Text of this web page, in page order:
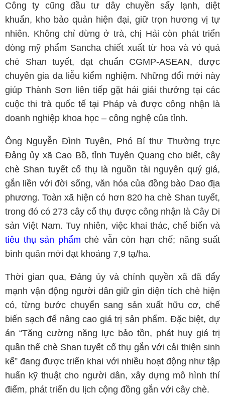
Công ty cũng đầu tư dây chuyền sấy lạnh, diệt
khuẩn, kho bảo quản hiện đại, giữ trọn hương vị tự
nhiên. Không chỉ dừng ở trà, chị Hải còn phát triển
dòng mỹ phẩm Sancha chiết xuất từ hoa và vỏ quả
chè Shan tuyết, đạt chuẩn CGMP-ASEAN, được
chuyên gia da liễu kiểm nghiệm. Những đổi mới này
giúp Thành Sơn liên tiếp gặt hái giải thưởng tại các
cuộc thi trà quốc tế tại Pháp và được công nhận là
doanh nghiệp khoa học – công nghệ của tỉnh.
Ông Nguyễn Đình Tuyên, Phó Bí thư Thường trực
Đảng ủy xã Cao Bồ, tỉnh Tuyên Quang cho biết, cây
chè Shan tuyết cổ thụ là nguồn tài nguyên quý giá,
gắn liền với đời sống, văn hóa của đồng bào Dao địa
phương. Toàn xã hiện có hơn 820 ha chè Shan tuyết,
trong đó có 273 cây cổ thụ được công nhận là Cây Di
sản Việt Nam. Tuy nhiên, việc khai thác, chế biến và
tiêu thụ sản phẩm chè vẫn còn hạn chế; năng suất
bình quân mới đạt khoảng 7,9 tạ/ha.
Thời gian qua, Đảng ủy và chính quyền xã đã đẩy
mạnh vận động người dân giữ gìn diện tích chè hiện
có, từng bước chuyển sang sản xuất hữu cơ, chế
biến sạch để nâng cao giá trị sản phẩm. Đặc biệt, dự
án “Tăng cường năng lực bảo tồn, phát huy giá trị
quần thể chè Shan tuyết cổ thụ gắn với cải thiện sinh
kế” đang được triển khai với nhiều hoạt động như tập
huấn kỹ thuật cho người dân, xây dựng mô hình thí
điểm, phát triển du lịch cộng đồng gắn với cây chè.